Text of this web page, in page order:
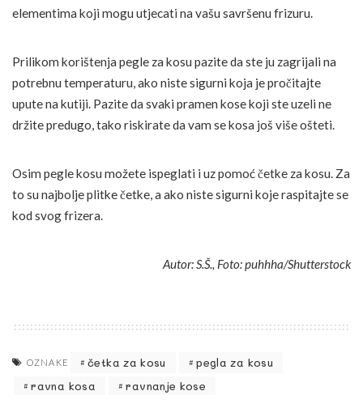
elementima koji mogu utjecati na vašu savršenu frizuru.
Prilikom korištenja pegle za kosu pazite da ste ju zagrijali na
potrebnu temperaturu, ako niste sigurni koja je pročitajte
upute na kutiji. Pazite da svaki pramen kose koji ste uzeli ne
držite predugo, tako riskirate da vam se kosa još više ošteti.
Osim pegle kosu možete ispeglati i uz pomoć četke za kosu. Za
to su najbolje plitke četke, a ako niste sigurni koje raspitajte se
kod svog frizera.
Autor: S.Š., Foto: puhhha/Shutterstock
OZNAKE četka za kosu
pegla za kosu
ravna kosa
ravnanje kose